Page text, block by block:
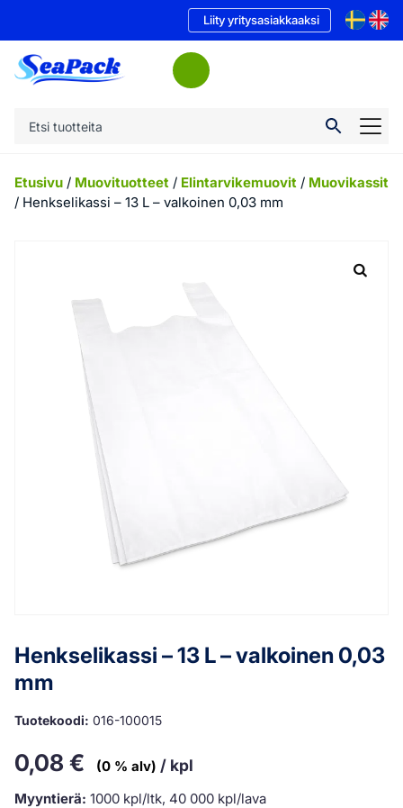
Liity yritysasiakkaaksi
Etusivu / Muovituotteet / Elintarvikemuovit / Muovikassit
/ Henkselikassi – 13 L – valkoinen 0,03 mm
Henkselikassi – 13 L – valkoinen 0,03
mm
Tuotekoodi: 016-100015
0,08 € (0 % alv) / kpl
Myyntierä: 1000 kpl/ltk, 40 000 kpl/lava